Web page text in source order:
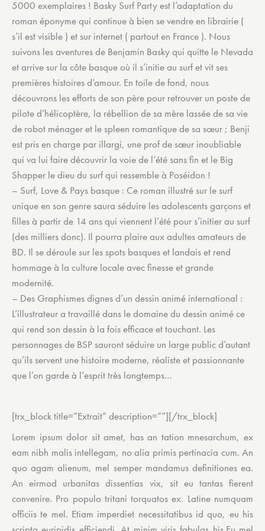
5000 exemplaires ! Basky Surf Party est l’adaptation du
roman éponyme qui continue à bien se vendre en librairie (
s’il est visible ) et sur internet ( partout en France ). Nous
suivons les aventures de Benjamin Basky qui quitte le Nevada
et arrive sur la côte basque où il s’initie au surf et vit ses
premières histoires d’amour. En toile de fond, nous
découvrons les efforts de son père pour retrouver un poste de
pilote d’hélicoptère, la rébellion de sa mère lassée de sa vie
de robot ménager et le spleen romantique de sa sœur ; Benji
est pris en charge par illargi, une prof de sœur inoubliable
qui va lui faire découvrir la voie de l’été sans fin et le Big
Shapper le dieu du surf qui ressemble à Poséidon !
– Surf, Love & Pays basque : Ce roman illustré sur le surf
unique en son genre saura séduire les adolescents garçons et
filles à partir de 14 ans qui viennent l’été pour s’initier au surf
(des milliers donc). Il pourra plaire aux adultes amateurs de
BD. Il se déroule sur les spots basques et landais et rend
hommage à la culture locale avec finesse et grande
modernité.
– Des Graphismes dignes d’un dessin animé international :
L’illustrateur a travaillé dans le domaine du dessin animé ce
qui rend son dessin à la fois efficace et touchant. Les
personnages de BSP sauront séduire un large public d’autant
qu’ils servent une histoire moderne, réaliste et passionnante
que l’on garde à l’esprit très longtemps…
[trx_block title=”Extrait” description=””][/trx_block]
Lorem ipsum dolor sit amet, has an tation mnesarchum, ex
eam nibh malis intellegam, no alia primis pertinacia cum. An
quo agam alienum, mel semper mandamus definitiones ea.
An eirmod urbanitas dissentias vix, sit eu tantas fierent
convenire. Pro populo tritani torquatos ex. Latine numquam
officiis te mel. Etiam imperdiet necessitatibus id quo, eu his